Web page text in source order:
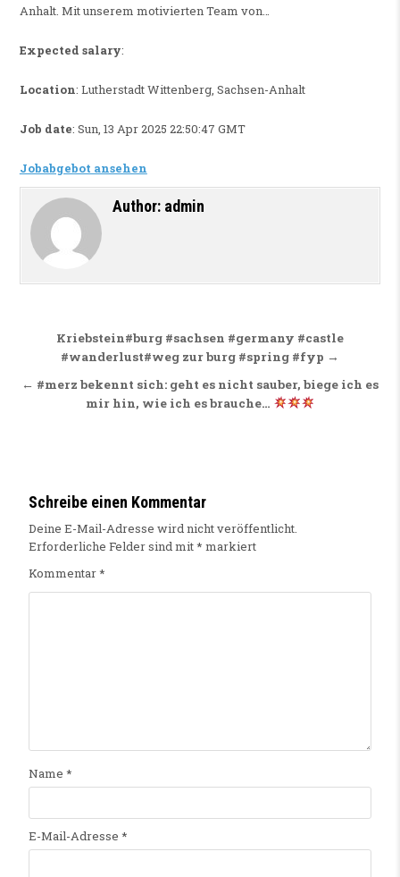
Anhalt. Mit unserem motivierten Team von…
Expected salary:
Location: Lutherstadt Wittenberg, Sachsen-Anhalt
Job date: Sun, 13 Apr 2025 22:50:47 GMT
Jobabgebot ansehen
Author: admin
Beitragsnavigation
Kriebstein#burg #sachsen #germany #castle
#wanderlust#weg zur burg #spring #fyp →
← #merz bekennt sich: geht es nicht sauber, biege ich es
mir hin, wie ich es brauche…
Schreibe einen Kommentar
Deine E-Mail-Adresse wird nicht veröffentlicht.
Erforderliche Felder sind mit* markiert
Kommentar*
Name *
E-Mail-Adresse *